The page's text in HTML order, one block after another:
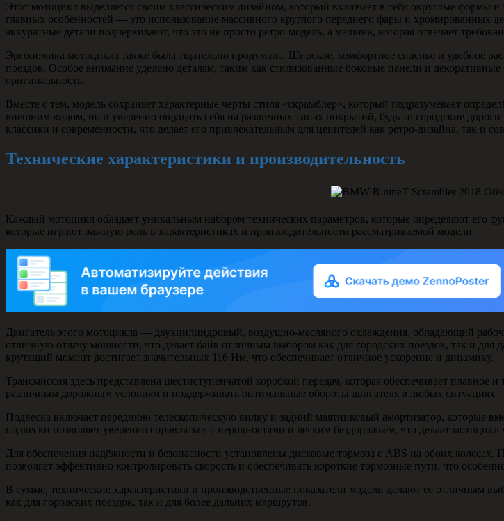
Этот мотоцикл выделяется своим классическим дизайном, который включает в себя округлые формы
главных особенностей — это использование массивного круглого переднего фары и
аккуратные детали подчеркивают, что это не просто ретро-модель, а машина, которая отвечает
Эргономика мотоцикла также была тщательно продумана. Широкое, комфортное сиденье и удобное
поездок. Особое внимание уделено деталям, таким как стилизованные боковые панели и
оригинальность.
Вместе с тем, модель сохраняет характерные черты стиля «скрамблер», который подразумевает
внешним видом, но и уверенно ощущать себя на различных типах покрытий, будь то городские
классики и современности, что делает его привлекательным для ценителей как ретро-дизайна, так и
Технические характеристики и производительность
Каждый мотоцикл обладает уникальным набором технических параметров, которые определяют его
которые играют важную роль в характеристиках и производительности рассматриваемой модели.
Двигатель этого мотоцикла — двухцилиндровый, воздушно-масляного охлаждения, обладающий
отличную отдачу мощности, что делает байк отличным выбором как для городских поездок, так и
крутящий момент достигает значительных 116 Нм, что обеспечивает отличное ускорение и динамику.
Трансмиссия здесь представлена шестиступенчатой коробкой передач, которая обеспечивает
различным дорожным условиям и поддерживать оптимальные обороты двигателя в любых ситуациях.
Подвеска включает переднюю телескопическую вилку и задний маятниковый амортизатор, которые
подвески позволяет уверенно справляться с неровностями и легким бездорожьем, что делает
Для обеспечения надёжности и безопасности установлены дисковые тормоза с ABS на обоих
позволяет эффективно контролировать скорость и обеспечивать короткие тормозные пути, что
В сумме, технические характеристики и производственные показатели модели делают её отличным
как для городских поездок, так и для более дальних маршрутов.